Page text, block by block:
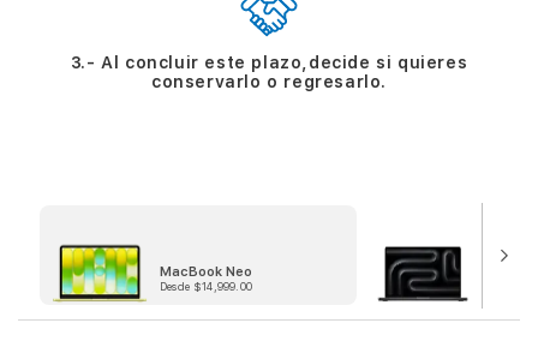
3.- Al concluir este plazo,decide si quieres
conservarlo o regresarlo.
MacBook Neo
Desde $14,999.00